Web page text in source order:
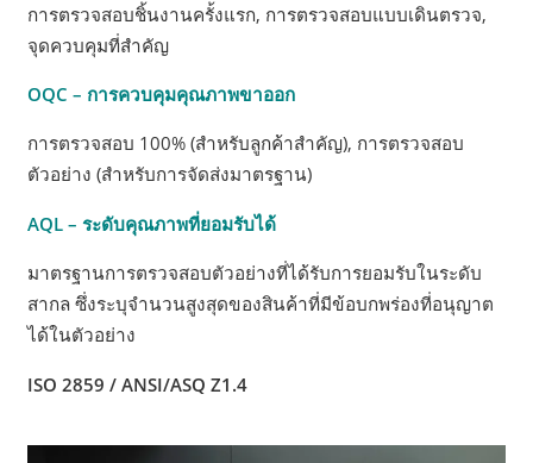
การตรวจสอบชิ้นงานครั้งแรก, การตรวจสอบแบบเดินตรวจ,
จุดควบคุมที่สำคัญ
OQC – การควบคุมคุณภาพขาออก
การตรวจสอบ 100% (สำหรับลูกค้าสำคัญ), การตรวจสอบ
ตัวอย่าง (สำหรับการจัดส่งมาตรฐาน)
AQL – ระดับคุณภาพที่ยอมรับได้
มาตรฐานการตรวจสอบตัวอย่างที่ได้รับการยอมรับในระดับ
สากล ซึ่งระบุจำนวนสูงสุดของสินค้าที่มีข้อบกพร่องที่อนุญาต
ได้ในตัวอย่าง
ISO 2859 / ANSI/ASQ Z1.4